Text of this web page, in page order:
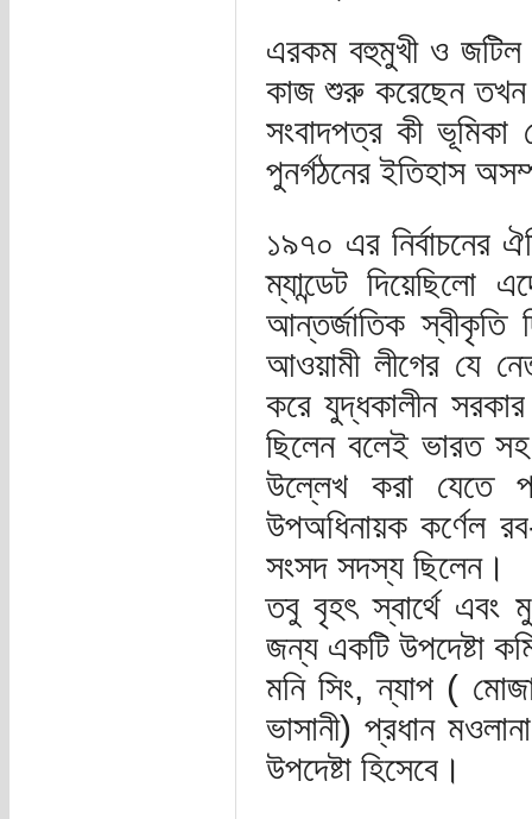
এরকম বহুমুখী ও জটিল
কাজ শুরু করেছেন তখন
সংবাদপত্র কী ভূমিকা
পুনর্গঠনের ইতিহাস
১৯৭০ এর নির্বাচনের
ম্যান্ডেট
আন্তর্জাতিক স্বীকৃতি
আওয়ামী লীগের যে
করে যুদ্ধকালীন সরকার
ছিলেন বলেই ভারত সহ
উল্লেখ করা যেতে
উপঅধিনায়ক কর্ণেল
সংসদ সদস্য ছিলেন।
তবু বৃহৎ স্বার্থে এবং
জন্য একটি উপদেষ্টা
মনি সিং, ন্যাপ (
ভাসানী) প্রধান
উপদেষ্টা হিসেবে।